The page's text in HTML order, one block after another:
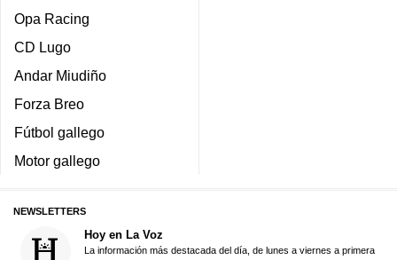
Opa Racing
CD Lugo
Andar Miudiño
Forza Breo
Fútbol gallego
Motor gallego
NEWSLETTERS
Hoy en La Voz
La información más destacada del día, de lunes a viernes a primera